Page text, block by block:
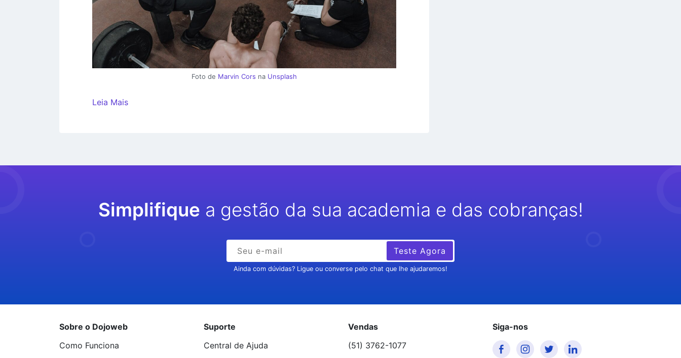
Foto de Marvin Cors na Unsplash
Leia Mais
Simplifique a gestão da sua academia e das cobranças!
Teste Agora
Ainda com dúvidas? Ligue ou converse pelo chat que lhe ajudaremos!
Sobre o Dojoweb
Como Funciona
Suporte
Central de Ajuda
Vendas
(51) 3762-1077
Siga-nos